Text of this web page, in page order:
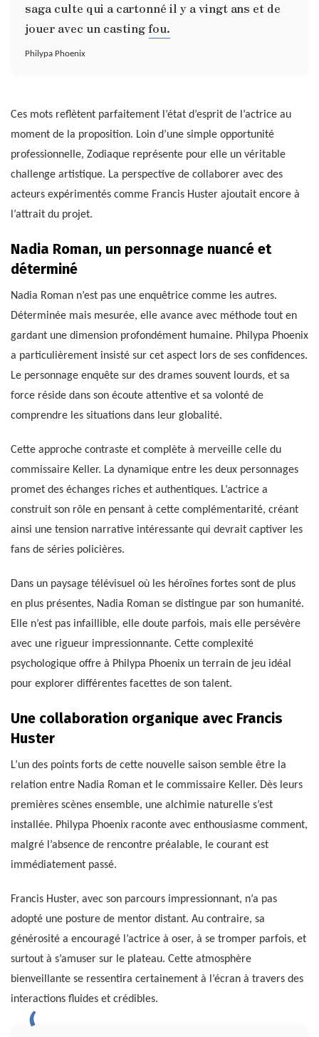
saga culte qui a cartonné il y a vingt ans et de
jouer avec un casting fou.
Philypa Phoenix
Ces mots reflètent parfaitement l’état d’esprit de l’actrice au
moment de la proposition. Loin d’une simple opportunité
professionnelle, Zodiaque représente pour elle un véritable
challenge artistique. La perspective de collaborer avec des
acteurs expérimentés comme Francis Huster ajoutait encore à
l’attrait du projet.
Nadia Roman, un personnage nuancé et
déterminé
Nadia Roman n’est pas une enquêtrice comme les autres.
Déterminée mais mesurée, elle avance avec méthode tout en
gardant une dimension profondément humaine. Philypa Phoenix
a particulièrement insisté sur cet aspect lors de ses confidences.
Le personnage enquête sur des drames souvent lourds, et sa
force réside dans son écoute attentive et sa volonté de
comprendre les situations dans leur globalité.
Cette approche contraste et complète à merveille celle du
commissaire Keller. La dynamique entre les deux personnages
promet des échanges riches et authentiques. L’actrice a
construit son rôle en pensant à cette complémentarité, créant
ainsi une tension narrative intéressante qui devrait captiver les
fans de séries policières.
Dans un paysage télévisuel où les héroïnes fortes sont de plus
en plus présentes, Nadia Roman se distingue par son humanité.
Elle n’est pas infaillible, elle doute parfois, mais elle persévère
avec une rigueur impressionnante. Cette complexité
psychologique offre à Philypa Phoenix un terrain de jeu idéal
pour explorer différentes facettes de son talent.
Une collaboration organique avec Francis
Huster
L’un des points forts de cette nouvelle saison semble être la
relation entre Nadia Roman et le commissaire Keller. Dès leurs
premières scènes ensemble, une alchimie naturelle s’est
installée. Philypa Phoenix raconte avec enthousiasme comment,
malgré l’absence de rencontre préalable, le courant est
immédiatement passé.
Francis Huster, avec son parcours impressionnant, n’a pas
adopté une posture de mentor distant. Au contraire, sa
générosité a encouragé l’actrice à oser, à se tromper parfois, et
surtout à s’amuser sur le plateau. Cette atmosphère
bienveillante se ressentira certainement à l’écran à travers des
interactions fluides et crédibles.